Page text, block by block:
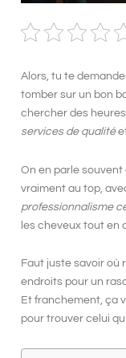
Alors, tu te
tomber sur un bon
chercher des
services de qualité
On en parle
vraiment au top,
professionnalisme
les cheveux tout
Faut juste savoir où
endroits pour un
Et franchement, ça
pour trouver celui